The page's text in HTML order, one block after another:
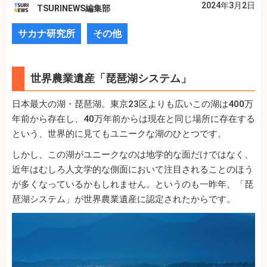
TSURINEWS編集部 2024年3月2日
サカナ研究所 その他
世界農業遺産「琵琶湖システム」
日本最大の湖・琵琶湖。東京23区よりも広いこの湖は400万
年前から存在し、40万年前からは現在と同じ場所に存在する
という、世界的に見てもユニークな湖のひとつです。
しかし、この湖がユニークなのは地学的な面だけではなく、
近年はむしろ人文学的な側面において注目されることのほう
が多くなっているかもしれません。というのも一昨年、「琵
琶湖システム」が世界農業遺産に認定されたからです。